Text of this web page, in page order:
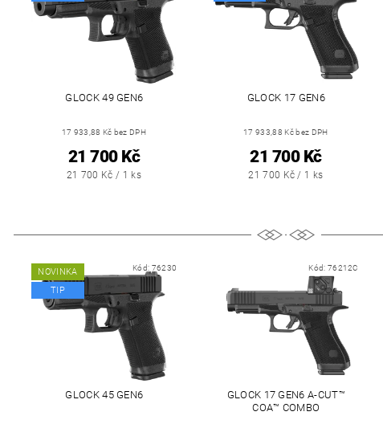
GLOCK 49 GEN6
17 933,88 Kč bez DPH
21 700 Kč
21 700 Kč / 1 ks
GLOCK 17 GEN6
17 933,88 Kč bez DPH
21 700 Kč
21 700 Kč / 1 ks
NOVINKA
TIP
Kód: 76230
GLOCK 45 GEN6
Kód: 76212C
GLOCK 17 GEN6 A-CUT™
COA™ COMBO